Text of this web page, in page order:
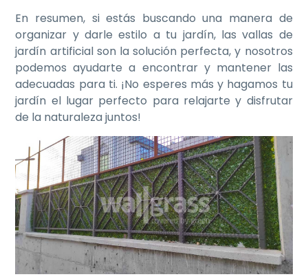
En resumen, si estás buscando una manera de
organizar y darle estilo a tu jardín, las vallas de
jardín artificial son la solución perfecta, y nosotros
podemos ayudarte a encontrar y mantener las
adecuadas para ti. ¡No esperes más y hagamos tu
jardín el lugar perfecto para relajarte y disfrutar
de la naturaleza juntos!